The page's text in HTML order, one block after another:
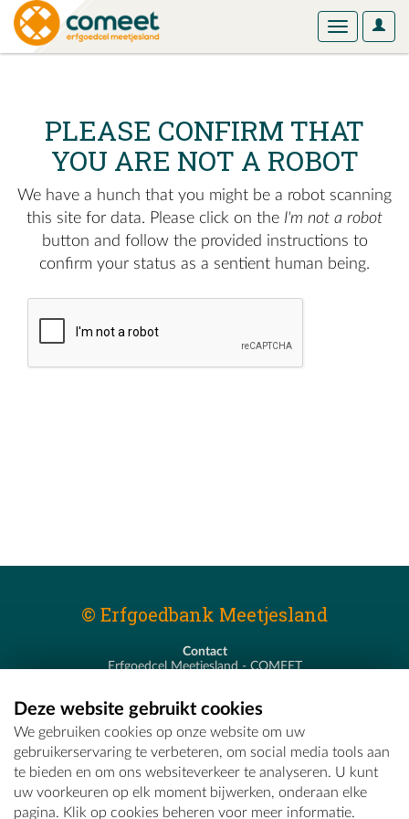
User
Toggle
PLEASE CONFIRM THAT
YOU ARE NOT A ROBOT
We have a hunch that you might be a robot scanning
this site for data. Please click on the I'm not a robot
button and follow the provided instructions to
confirm your status as a sentient human being.
© Erfgoedbank Meetjesland
Contact
Erfgoedcel Meetjesland - COMEET
T - 09 373 75 96
E -erfgoedcel@comeet.be
Deze website gebruikt cookies
We gebruiken cookies op onze website om uw
gebruikerservaring te verbeteren, om social media tools aan
te bieden en om ons websiteverkeer te analyseren. U kunt
uw voorkeuren op elk moment bijwerken, onderaan elke
pagina. Klik op cookies beheren voor meer informatie.